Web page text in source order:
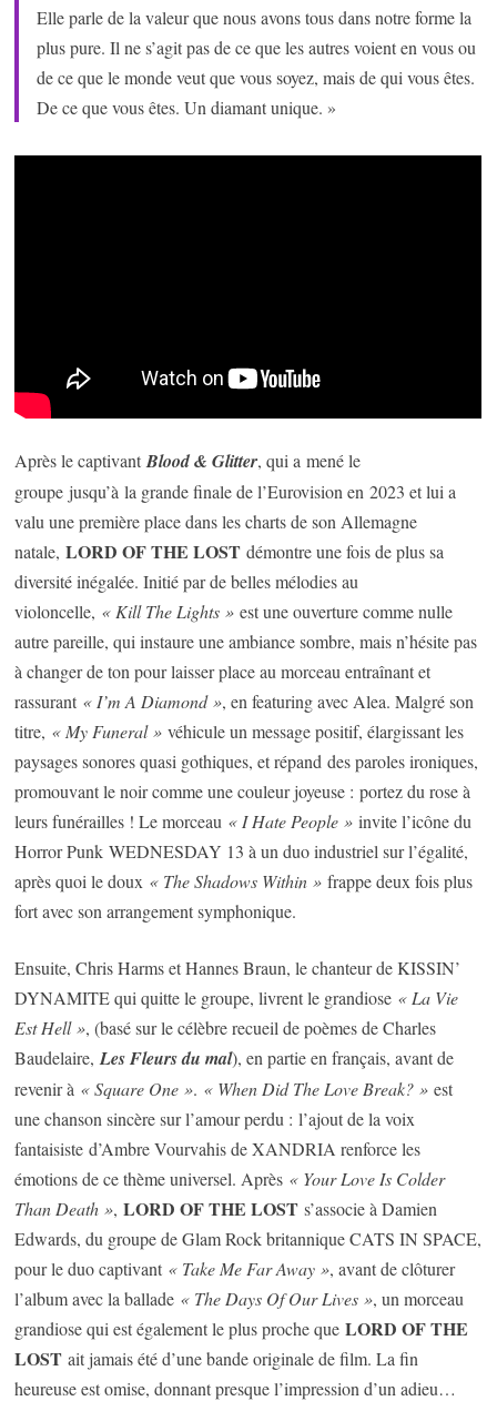
Elle parle de la valeur que nous avons tous dans notre forme la
plus pure. Il ne s’agit pas de ce que les autres voient en vous ou
de ce que le monde veut que vous soyez, mais de qui vous êtes.
De ce que vous êtes. Un diamant unique. »
Après le captivantBlood & Glitter, qui a mené le
groupe jusqu’à la grande finale de l’Eurovision en 2023 et lui a
valu une première place dans les charts de son Allemagne
natale,LORD OF THE LOST démontre une fois de plus sa
diversité inégalée. Initié par de belles mélodies au
violoncelle, « Kill The Lights » est une ouverture comme nulle
autre pareille, qui instaure une ambiance sombre, mais n’hésite pas
à changer de ton pour laisser place au morceau entraînant et
rassurant « I’m A Diamond », en featuring avec Alea. Malgré son
titre, « My Funeral » véhicule un message positif, élargissant les
paysages sonores quasi gothiques, et répand des paroles ironiques,
promouvant le noir comme une couleur joyeuse : portez du rose à
leurs funérailles ! Le morceau « I Hate People » invite l’icône du
Horror Punk WEDNESDAY 13 à un duo industriel sur l’égalité,
après quoi le doux « The Shadows Within » frappe deux fois plus
fort avec son arrangement symphonique.
Ensuite, Chris Harms et Hannes Braun, le chanteur de KISSIN’
DYNAMITE qui quitte le groupe, livrent le grandiose « La Vie
Est Hell », (basé sur le célèbre recueil de poèmes de Charles
Baudelaire,Les Fleurs du mal), en partie en français, avant de
revenir à « Square One ». « When Did The Love Break? » est
une chanson sincère sur l’amour perdu : l’ajout de la voix
fantaisiste d’Ambre Vourvahis de XANDRIA renforce les
émotions de ce thème universel. Après « Your Love Is Colder
Than Death »,LORD OF THE LOST s’associe à Damien
Edwards, du groupe de Glam Rock britannique CATS IN SPACE,
pour le duo captivant « Take Me Far Away », avant de clôturer
l’album avec la ballade « The Days Of Our Lives », un morceau
grandiose qui est également le plus proche queLORD OF THE
LOST ait jamais été d’une bande originale de film. La fin
heureuse est omise, donnant presque l’impression d’un adieu…